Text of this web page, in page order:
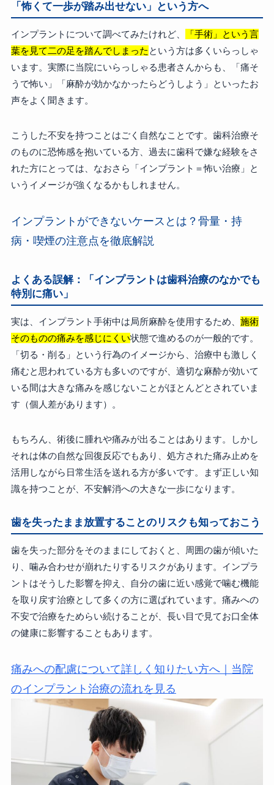
「怖くて一歩が踏み出せない」という方へ
インプラントについて調べてみたけれど、
「手術」という言
葉を見て二の足を踏んでしまった という方は多くいらっしゃ
います。実際に当院にいらっしゃる患者さんからも、「痛そ
うで怖い」「麻酔が効かなかったらどうしよう」といったお
声をよく聞きます。
こうした不安を持つことはごく自然なことです。歯科治療そ
のものに恐怖感を抱いている方、過去に歯科で嫌な経験をさ
れた方にとっては、なおさら「インプラント＝怖い治療」と
いうイメージが強くなるかもしれません。
インプラントができないケースとは？骨量・持
病・喫煙の注意点を徹底解説
よくある誤解：「インプラントは歯科治療のなかでも
特別に痛い」
実は、インプラント手術中は局所麻酔を使用するため、 施術
そのものの痛みを感じにくい状態で進めるのが一般的です。
「切る・削る」という行為のイメージから、治療中も激しく
痛むと思われている方も多いのですが、適切な麻酔が効いて
いる間は大きな痛みを感じないことがほとんどとされていま
す（個人差があります）。
もちろん、術後に腫れや痛みが出ることはあります。しかし
それは体の自然な回復反応でもあり、処方された痛み止めを
活用しながら日常生活を送れる方が多いです。まず正しい知
識を持つことが、不安解消への大きな一歩になります。
歯を失ったまま放置することのリスクも知っておこう
歯を失った部分をそのままにしておくと、周囲の歯が傾いた
り、噛み合わせが崩れたりするリスクがあります。インプラ
ントはそうした影響を抑え、自分の歯に近い感覚で噛む機能
を取り戻す治療として多くの方に選ばれています。痛みへの
不安で治療をためらい続けることが、長い目で見てお口全体
の健康に影響することもあります。
痛みへの配慮について詳しく知りたい方へ｜当院
のインプラント治療の流れを見る